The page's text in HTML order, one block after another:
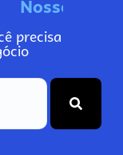
Nos
precisa